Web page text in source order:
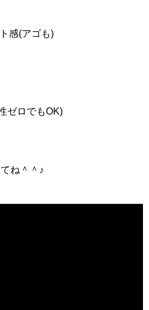
感(アゴも)
ゼロでもOK)
ね＾＾♪